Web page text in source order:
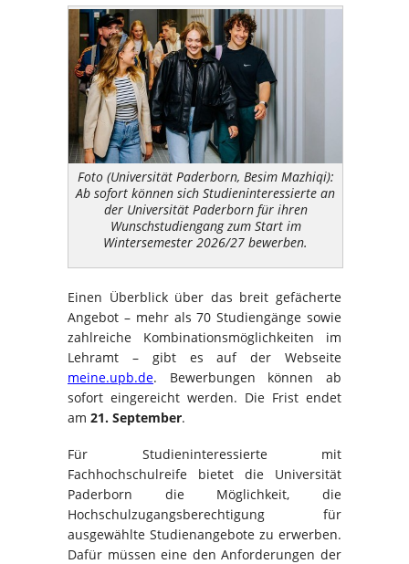
Foto (Universität Paderborn, Besim Mazhiqi):
Ab sofort können sich Studieninteressierte an
der Universität Paderborn für ihren
Wunschstudiengang zum Start im
Wintersemester 2026/27 bewerben.
Einen Überblick über das breit gefächerte
Angebot – mehr als 70 Studiengänge sowie
zahlreiche Kombinationsmöglichkeiten im
Lehramt – gibt es auf der Webseite
meine.upb.de. Bewerbungen können ab
sofort eingereicht werden. Die Frist endet
am 21. September.
Für Studieninteressierte mit
Fachhochschulreife bietet die Universität
Paderborn die Möglichkeit, die
Hochschulzugangsberechtigung für
ausgewählte Studienangebote zu erwerben.
Dafür müssen eine den Anforderungen der